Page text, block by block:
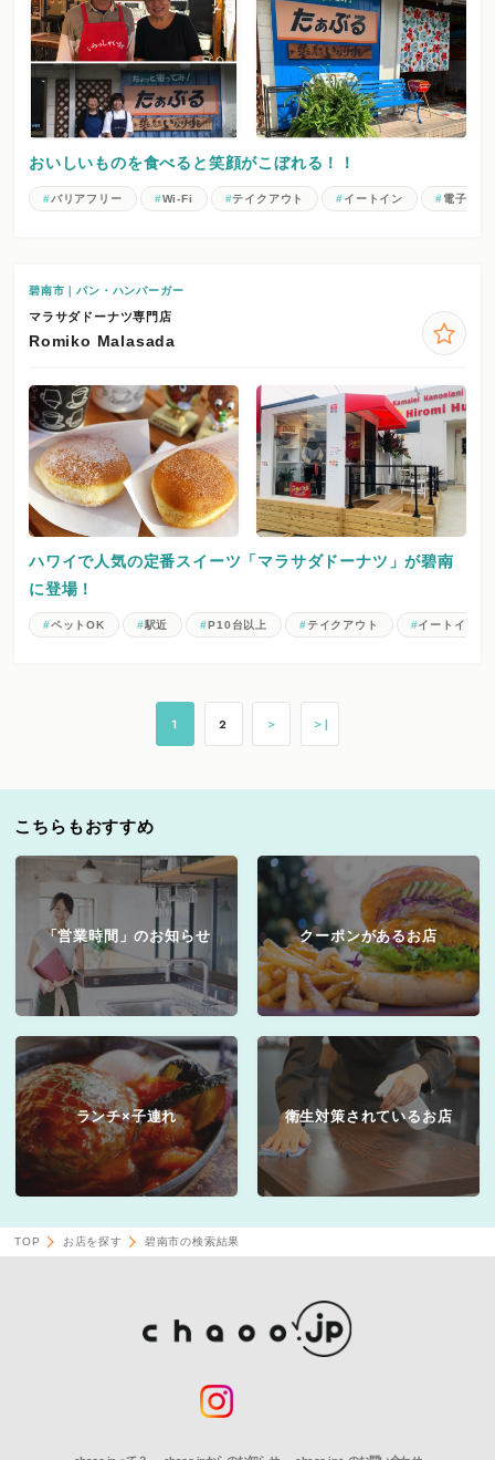
おいしいものを食べると笑顔がこぼれる！！
バリアフリー Wi-Fi テイクアウト イートイン 電子マネ
碧南市｜パン・ハンバーガー
マラサダドーナツ専門店
Romiko Malasada
ハワイで人気の定番スイーツ「マラサダドーナツ」が碧南
に登場！
ペットOK 駅近 P10台以上 テイクアウト イートイン
1 2 ＞ ＞|
こちらもおすすめ
「営業時間」のお知らせ クーポンがあるお店
ランチ×子連れ 衛生対策されているお店
TOP お店を探す 碧南市の検索結果